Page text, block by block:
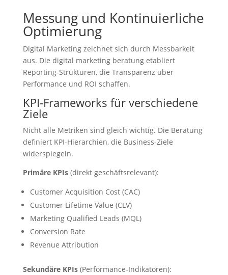
Messung und Kontinuierliche
Optimierung
Digital Marketing zeichnet sich durch Messbarkeit
aus. Die digital marketing beratung etabliert
Reporting-Strukturen, die Transparenz über
Performance und ROI schaffen.
KPI-Frameworks für verschiedene
Ziele
Nicht alle Metriken sind gleich wichtig. Die Beratung
definiert KPI-Hierarchien, die Business-Ziele
widerspiegeln.
Primäre KPIs(direkt geschäftsrelevant):
Customer Acquisition Cost (CAC)
Customer Lifetime Value (CLV)
Marketing Qualified Leads (MQL)
Conversion Rate
Revenue Attribution
Sekundäre KPIs(Performance-Indikatoren):